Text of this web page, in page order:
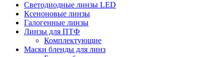
Светодиодные линзы LED
Ксеноновые линзы
Галогенные линзы
Линзы для ПТФ
Комплектующие
Маски бленды для линз